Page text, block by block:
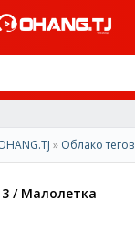
» Облако тегов
/ Малолетка